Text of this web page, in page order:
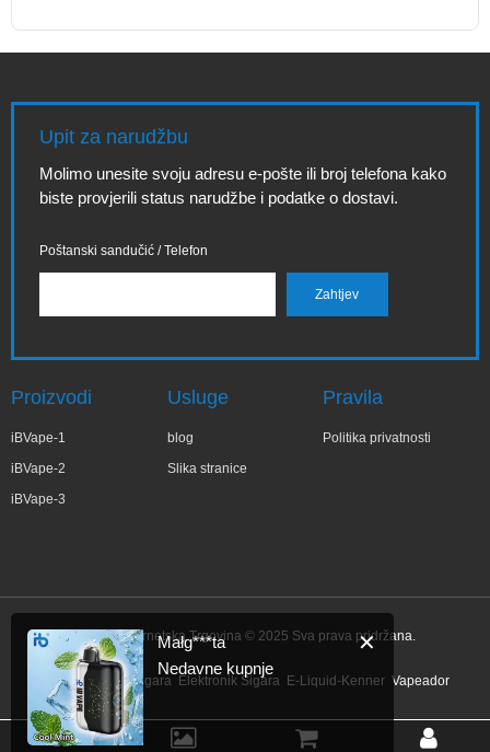
Upit za narudžbu
Molimo unesite svoju adresu e-pošte ili broj telefona kako
biste provjerili status narudžbe i podatke o dostavi.
Poštanski sandučić / Telefon
Proizvodi
iBVape-1
iBVape-2
iBVape-3
Usluge
blog
Slika stranice
Pravila
Politika privatnosti
IBVape Internetska Trgovina © 2025 Sva prava pridržana.
Link: Elektronik Sigara Elektronik Sigara E-Liquid-Kenner Vapeador
✕
Małg***ta
Nedavne kupnje